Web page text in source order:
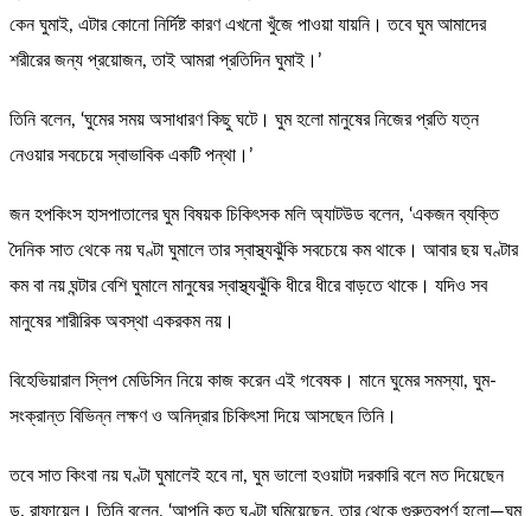
কেন ঘুমাই, এটার কোনো নির্দিষ্ট কারণ এখনো খুঁজে পাওয়া যায়নি। তবে ঘুম আমাদের
শরীরের জন্য প্রয়োজন, তাই আমরা প্রতিদিন ঘুমাই।’
তিনি বলেন, ‘ঘুমের সময় অসাধারণ কিছু ঘটে। ঘুম হলো মানুষের নিজের প্রতি যত্ন
নেওয়ার সবচেয়ে স্বাভাবিক একটি পন্থা।’
জন হপকিংস হাসপাতালের ঘুম বিষয়ক চিকিৎসক মলি অ্যাটউড বলেন, ‘একজন ব্যক্তি
দৈনিক সাত থেকে নয় ঘণ্টা ঘুমালে তার স্বাস্থ্যঝুঁকি সবচেয়ে কম থাকে। আবার ছয় ঘণ্টার
কম বা নয় ঘন্টার বেশি ঘুমালে মানুষের স্বাস্থ্যঝুঁকি ধীরে ধীরে বাড়তে থাকে। যদিও সব
মানুষের শারীরিক অবস্থা একরকম নয়।
বিহেভিয়ারাল স্লিপ মেডিসিন নিয়ে কাজ করেন এই গবেষক। মানে ঘুমের সমস্যা, ঘুম-
সংক্রান্ত বিভিন্ন লক্ষণ ও অনিদ্রার চিকিৎসা দিয়ে আসছেন তিনি।
তবে সাত কিংবা নয় ঘণ্টা ঘুমালেই হবে না, ঘুম ভালো হওয়াটা দরকারি বলে মত দিয়েছেন
ড. রাফায়েল। তিনি বলেন, ‘আপনি কত ঘণ্টা ঘুমিয়েছেন, তার থেকে গুরুত্বপূর্ণ হলো—ঘুম